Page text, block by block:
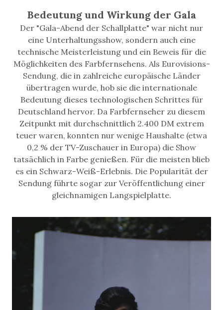
Bedeutung und Wirkung der Gala
Der "Gala-Abend der Schallplatte" war nicht nur
eine Unterhaltungsshow, sondern auch eine
technische Meisterleistung und ein Beweis für die
Möglichkeiten des Farbfernsehens. Als Eurovisions-
Sendung, die in zahlreiche europäische Länder
übertragen wurde, hob sie die internationale
Bedeutung dieses technologischen Schrittes für
Deutschland hervor. Da Farbfernseher zu diesem
Zeitpunkt mit durchschnittlich 2.400 DM extrem
teuer waren, konnten nur wenige Haushalte (etwa
0,2 % der TV-Zuschauer in Europa) die Show
tatsächlich in Farbe genießen. Für die meisten blieb
es ein Schwarz-Weiß-Erlebnis. Die Popularität der
Sendung führte sogar zur Veröffentlichung einer
gleichnamigen Langspielplatte.